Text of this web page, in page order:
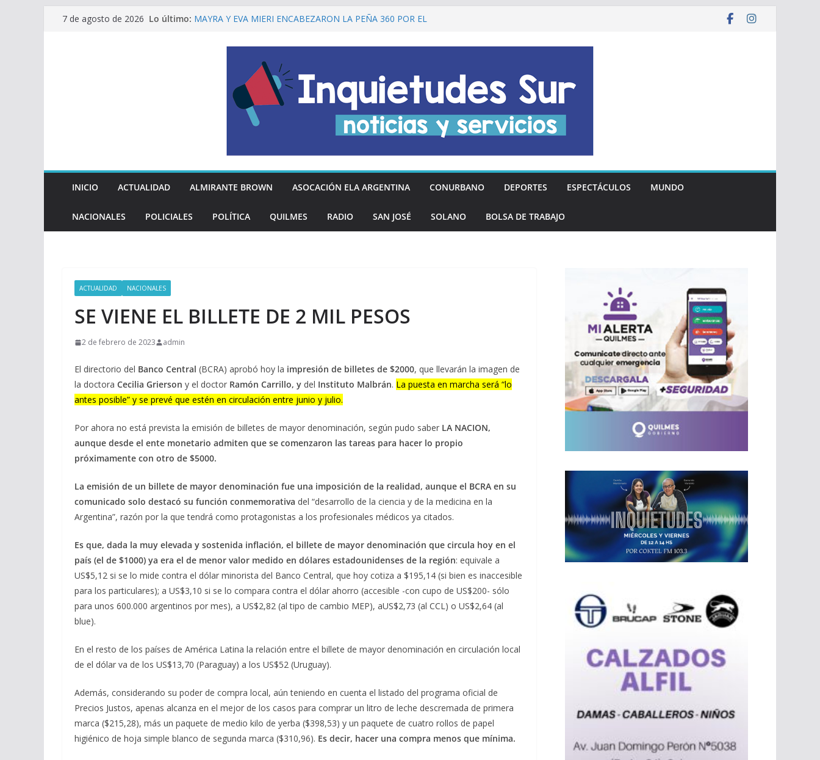
Saltar7 de agosto de 2026 Lo último: MAYRA Y EVA MIERI ENCABEZARON LA PEÑA 360 POR EL
PELUQUERÍAS TODOS LOS DÍAS MIÉRCOLES
Encuesta: qué piensan los hinchas argentinos de las nuevas
reglas del Mundial
EL MUNICIPIO ENTREGÓ MÁS DE 20 PRÓTESIS DENTALES
A VECINAS Y VECINOS DE QUILMES OESTE
La Diócesis de Quilmes recordó a Jorge Novak a 25 años de
INICIO ACTUALIDAD ALMIRANTE BROWN ASOCACIÓN ELA ARGENTINA CONURBANO DEPORTES ESPECTÁCULOS MUNDO
NACIONALES POLICIALES POLÍTICA QUILMES RADIO SAN JOSÉ SOLANO BOLSA DE TRABAJO
ACTUALIDAD NACIONALES
SE VIENE EL BILLETE DE 2 MIL PESOS
2 de febrero de 2023 admin
El directorio del Banco Central (BCRA) aprobó hoy la impresión de billetes de $2000, que llevarán la imagen de
la doctora Cecilia Grierson y el doctor Ramón Carrillo, y del Instituto Malbrán. La puesta en marcha será “lo
antes posible” y se prevé que estén en circulación entre junio y julio.
Por ahora no está prevista la emisión de billetes de mayor denominación, según pudo saber LA NACION,
aunque desde el ente monetario admiten que se comenzaron las tareas para hacer lo propio
próximamente con otro de $5000.
La emisión de un billete de mayor denominación fue una imposición de la realidad, aunque el BCRA en su
comunicado solo destacó su función conmemorativa del “desarrollo de la ciencia y de la medicina en la
Argentina”, razón por la que tendrá como protagonistas a los profesionales médicos ya citados.
Es que, dada la muy elevada y sostenida inflación, el billete de mayor denominación que circula hoy en el
país (el de $1000) ya era el de menor valor medido en dólares estadounidenses de la región: equivale a
US$5,12 si se lo mide contra el dólar minorista del Banco Central, que hoy cotiza a $195,14 (si bien es inaccesible
para los particulares); a US$3,10 si se lo compara contra el dólar ahorro (accesible -con cupo de US$200- sólo
para unos 600.000 argentinos por mes), a US$2,82 (al tipo de cambio MEP), aUS$2,73 (al CCL) o US$2,64 (al
blue).
En el resto de los países de América Latina la relación entre el billete de mayor denominación en circulación local
de el dólar va de los US$13,70 (Paraguay) a los US$52 (Uruguay).
Además, considerando su poder de compra local, aún teniendo en cuenta el listado del programa oficial de
Precios Justos, apenas alcanza en el mejor de los casos para comprar un litro de leche descremada de primera
marca ($215,28), más un paquete de medio kilo de yerba ($398,53) y un paquete de cuatro rollos de papel
higiénico de hoja simple blanco de segunda marca ($310,96). Es decir, hacer una compra menos que mínima.